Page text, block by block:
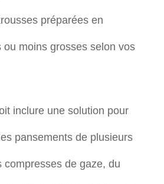
préparées en
ou moins grosses selon vos
inclure une solution pour
pansements de plusieurs
compresses de gaze, du